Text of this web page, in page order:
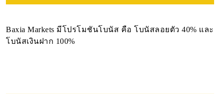
Baxia Markets มีโปรโมชันโบนัส คือ โบนัสลอยตัว 40% และ
โบนัสเงินฝาก 100%